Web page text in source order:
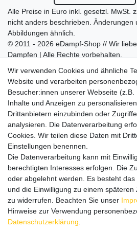
Alle Preise in Euro inkl. gesetzl. MwSt.
nicht anders beschrieben. Änderungen
Abbildungen ähnlich.
© 2011 - 2026 eDampf-Shop // Wir
Dampfen | Alle Rechte vorbehalten.
Bitte entschuldigen Sie, wenn wir
betrieblicher Auslastung nicht
Schreiben Sie uns gerne eine E-Mail
und der Bitte um
Wir rufen Sie
Wir versenden in die
Versandkostenfrei
Wir verwenden Cookies und ähnliche
Website und verarbeiten
Besucher:innen unserer Webseite (z.B.
Inhalte und Anzeigen zu
Drittanbietern einzubinden oder
analysieren. Die Datenverarbeitung
Cookies. Wir teilen diese Daten mit
Einstellungen benennen.
Die Datenverarbeitung kann mit
berechtigten Interesses erfolgen. Die
oder abgelehnt werden. Es besteht
und die Einwilligung zu einem
zu widerrufen. Beachten Sie unser
Hinweise zur Verwendung
Daten­schutz­erklärung